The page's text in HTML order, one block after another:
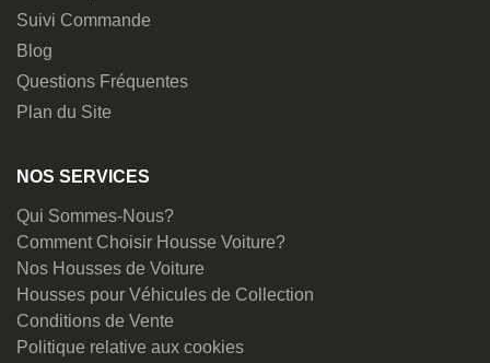
Suivi Commande
Blog
Questions Fréquentes
Plan du Site
NOS SERVICES
Qui Sommes-Nous?
Comment Choisir Housse Voiture?
Nos Housses de Voiture
Housses pour Véhicules de Collection
Conditions de Vente
Politique relative aux cookies